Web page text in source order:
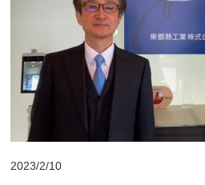
2023/2/10